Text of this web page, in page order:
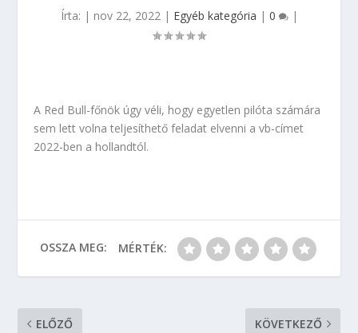
Írta: | nov 22, 2022| Egyéb kategória | 0 |
A Red Bull-főnök úgy véli, hogy egyetlen pilóta számára
sem lett volna teljesíthető feladat elvenni a vb-címet
2022-ben a hollandtól.
OSSZA MEG: MÉRTÉK:
ELŐZŐ KÖVETKEZŐ